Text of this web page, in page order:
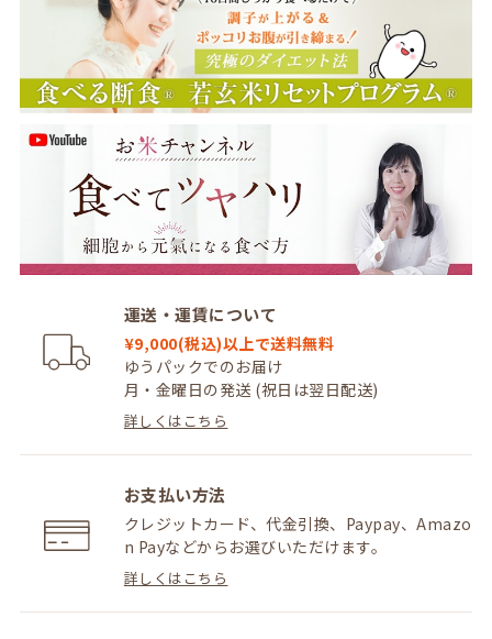
運送・運賃について
¥9,000(税込)以上で送料無料
ゆうパックでのお届け
月・金曜日の発送 (祝日は翌日配送)
詳しくはこちら
お支払い方法
クレジットカード、代金引換、Paypay、Amazo
n Payなどからお選びいただけます。
詳しくはこちら